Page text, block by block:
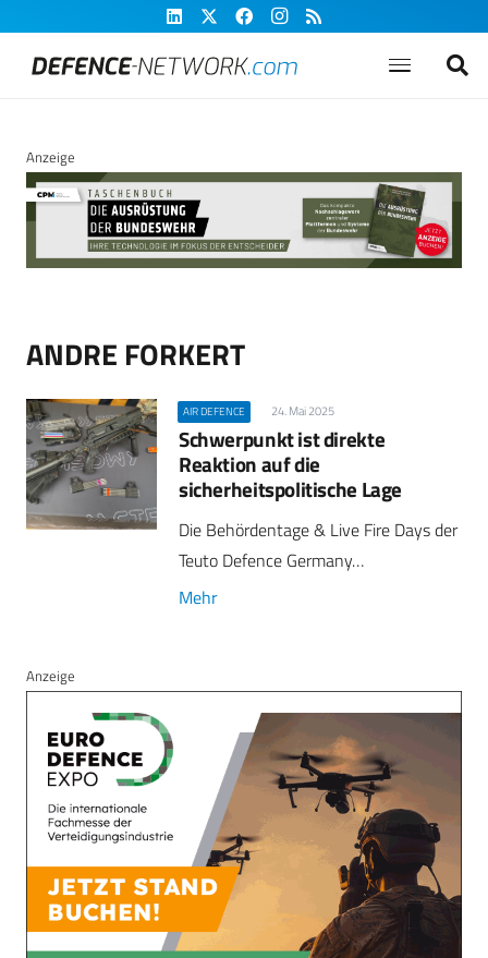
Anzeige
ANDRE FORKERT
AIR DEFENCE 24. Mai 2025
Schwerpunkt ist direkte
Reaktion auf die
sicherheitspolitische Lage
Die Behördentage & Live Fire Days der
Teuto Defence Germany…
Mehr
Anzeige